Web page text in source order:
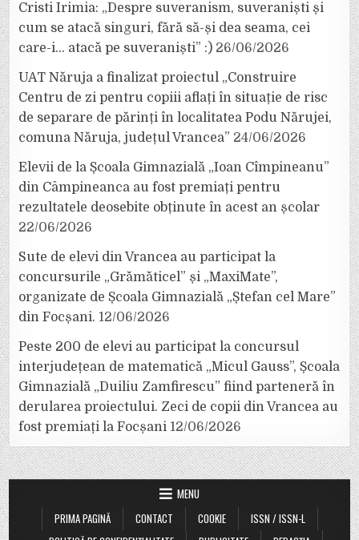
Cristi Irimia: „Despre suveranism, suveraniști și
cum se atacă singuri, fără să-și dea seama, cei
care-i… atacă pe suveraniști” :) 26/06/2026
UAT Năruja a finalizat proiectul „Construire
Centru de zi pentru copiii aflați în situație de risc
de separare de părinți în localitatea Podu Nărujei,
comuna Năruja, județul Vrancea” 24/06/2026
Elevii de la Școala Gimnazială „Ioan Cîmpineanu”
din Câmpineanca au fost premiați pentru
rezultatele deosebite obținute în acest an școlar
22/06/2026
Sute de elevi din Vrancea au participat la
concursurile „Grămăticel” și „MaxiMate”,
organizate de Școala Gimnazială „Ștefan cel Mare”
din Focșani. 12/06/2026
Peste 200 de elevi au participat la concursul
interjudețean de matematică „Micul Gauss”, Școala
Gimnazială „Duiliu Zamfirescu” fiind parteneră în
derularea proiectului. Zeci de copii din Vrancea au
fost premiați la Focșani 12/06/2026
MENU
PRIMA PAGINĂ
CONTACT COOKIE
ISSN / ISSN-L